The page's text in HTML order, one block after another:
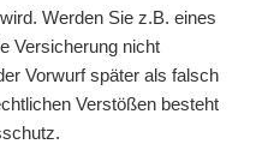
Werden Sie z.B. eines
Versicherung nicht
Vorwurf später als falsch
Verstößen besteht